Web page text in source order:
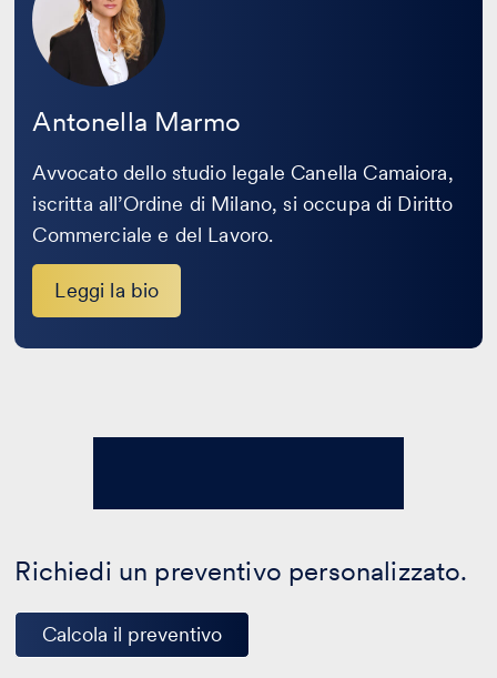
Antonella Marmo
Avvocato dello studio legale Canella Camaiora,
iscritta all’Ordine di Milano, si occupa di Diritto
Commerciale e del Lavoro.
Leggi la bio
Richiedi un preventivo personalizzato.
Calcola il preventivo